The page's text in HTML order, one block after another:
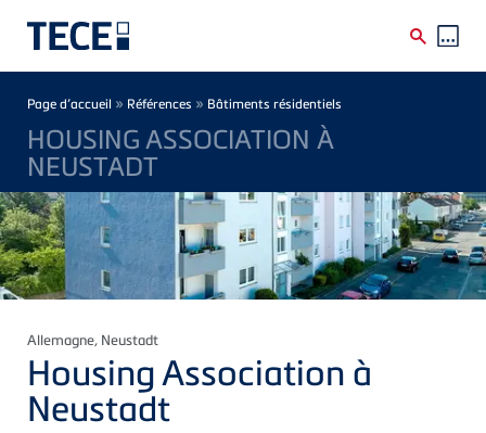
Breadcrumb
Page d’accueil » Références » Bâtiments résidentiels
HOUSING ASSOCIATION À
NEUSTADT
Allemagne, Neustadt
Housing Association à
Neustadt